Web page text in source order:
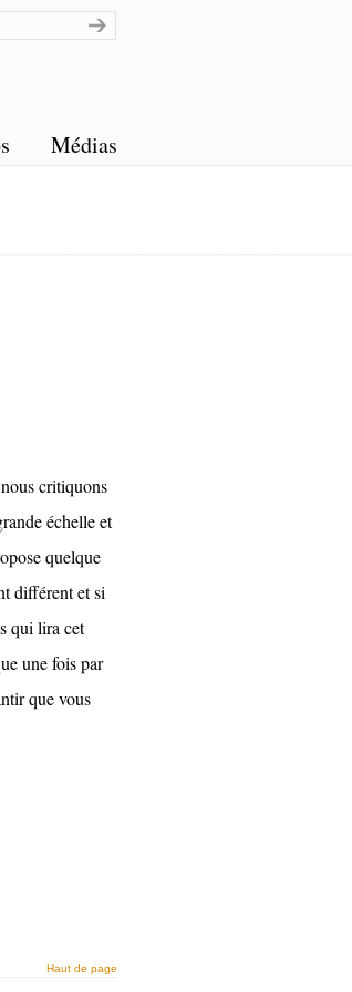
Médias
critiquons
échelle et
quelque
différent et si
qui lira cet
une fois par
que vous
Haut de page